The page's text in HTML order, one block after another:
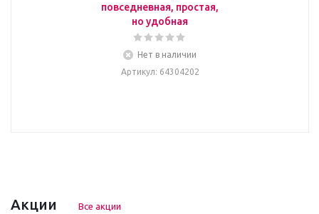
повседневная, простая,
но удобная
Нет в наличии
Артикул: 64304202
Акции Все акции